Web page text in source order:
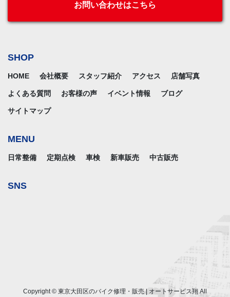
お問い合わせはこちら
SHOP
HOME 会社概要 スタッフ紹介 アクセス 店舗写真
よくある質問 お客様の声 イベント情報 ブログ
サイトマップ
MENU
日常整備 定期点検 車検 新車販売 中古販売
SNS
Copyright © 東京大田区のバイク修理・販売 | オートサービス翔 All